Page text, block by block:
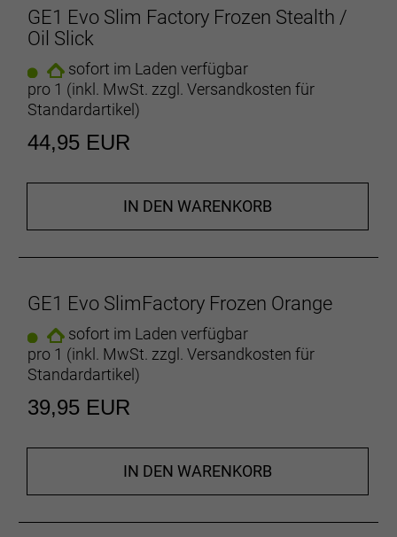
GE1 Evo Slim Factory Frozen Stealth /
Oil Slick
sofort im Laden verfügbar
pro 1 (inkl. MwSt. zzgl. Versandkosten für
Standardartikel)
44,95 EUR
IN DEN WARENKORB
GE1 Evo SlimFactory Frozen Orange
sofort im Laden verfügbar
pro 1 (inkl. MwSt. zzgl. Versandkosten für
Standardartikel)
39,95 EUR
IN DEN WARENKORB